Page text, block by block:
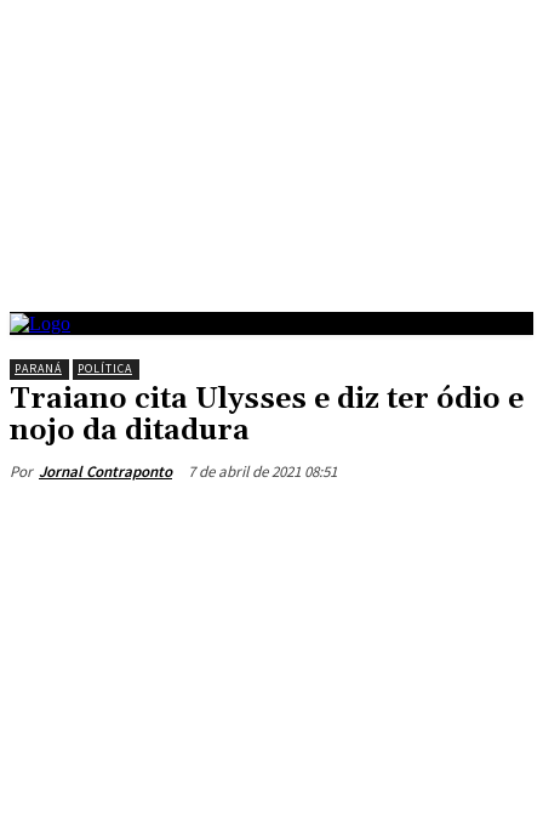
PARANÁ POLÍTICA
Traiano cita Ulysses e diz ter ódio e
nojo da ditadura
Por Jornal Contraponto 7 de abril de 2021 08:51